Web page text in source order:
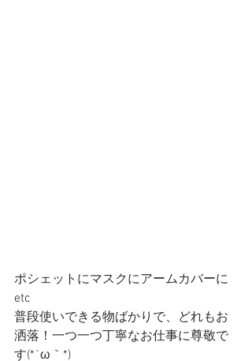
ポシェットにマスクにアームカバーに
etc
普段使いできる物ばかりで、どれもお
洒落！一つ一つ丁寧なお仕事に尊敬で
す(*´ω｀*)